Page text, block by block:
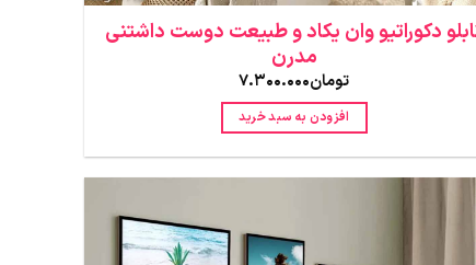
دکوراتیو وان یکاد و طبیعت دوست داشتنی
مدرن
تومان7.300.000
افزودن به سبد خرید